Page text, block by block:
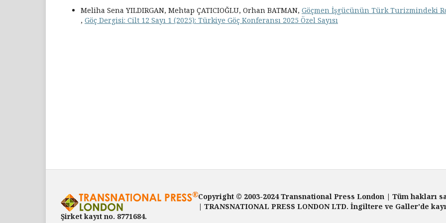
Meliha Sena YILDIRGAN, Mehtap ÇATICIOĞLU, Orhan BATMAN, Göçmen İşgücünün Türk Turizmindeki
, Göç Dergisi: Cilt 12 Sayı 1 (2025): Türkiye Göç Konferansı 2025 Özel Sayısı
Copyright © 2003-2024 Transnational Press London | Tüm hakları
| TRANSNATIONAL PRESS LONDON LTD. İngiltere ve Galler'de
Şirket kayıt no. 8771684.